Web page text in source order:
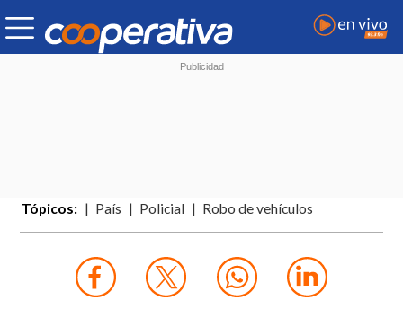
Tópicos: País Policial Robo de vehículos